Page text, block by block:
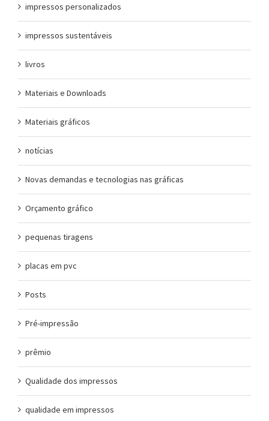
impressos personalizados
impressos sustentáveis
livros
Materiais e Downloads
Materiais gráficos
notícias
Novas demandas e tecnologias nas gráficas
Orçamento gráfico
pequenas tiragens
placas em pvc
Posts
Pré-impressão
prêmio
Qualidade dos impressos
qualidade em impressos